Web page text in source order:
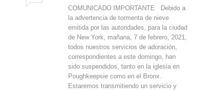
COMUNICADO IMPORTANTE Debido a
la advertencia de tormenta de nieve
emitida por las autoridades, para la ciudad
de New York, mañana, 7 de febrero, 2021,
todos nuestros servicios de adoración,
correspondientes a este domingo, han
sido suspendidos, tanto en la iglesia en
Poughkeepsie como en el Bronx.
Estaremos transmitiendo un servicio y